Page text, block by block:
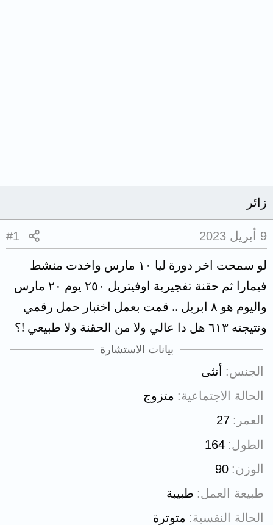
زائر
9 أبريل 2023 #1
لو سمحت اخر دورة ليا ١٠ مارس واخدت منشط
فيمارا ثم حقنة تفجيرية اوفيتريل ٢٥٠ يوم ٢٠ مارس
واليوم هو ٨ ابريل .. قمت بعمل اختبار حمل رقمي
ونتيجته ٦١٣ هل دا عالي ولا من الحقنة ولا طبيعي !؟
بيانات الاستشارة
الجنس
أنثى
الحالة الاجتماعية
متزوج
العمر
27
الطول 164
الوزن 90
طبيعة العمل طبيبة
الحالة النفسية
متوترة